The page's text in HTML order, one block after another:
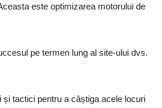
este optimizarea motorului de
pe termen lung al site-ului dvs.
și tactici pentru a câștiga acele locuri